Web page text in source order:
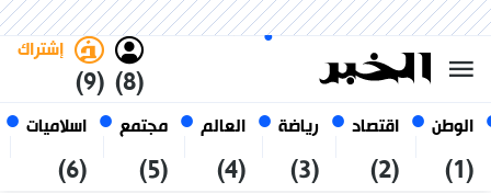
الوطن
(1)
اقتصاد
(2)
رياضة
(3)
العالم
(4)
مجتمع
(5)
اسلاميات
(6)
(8)
إشتراك
(9)
07 أغسطس 2026
الجزائر